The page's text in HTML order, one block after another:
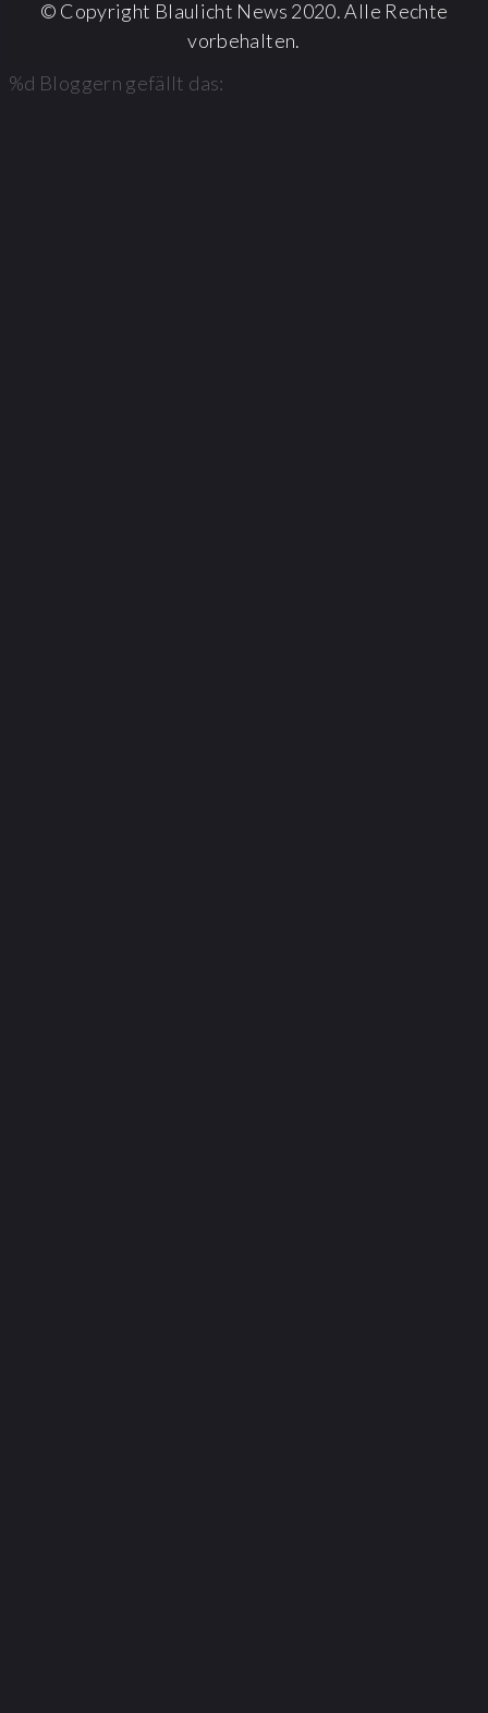
© Copyright Blaulicht News 2020. Alle Rechte
vorbehalten.
%d Bloggern gefällt das: